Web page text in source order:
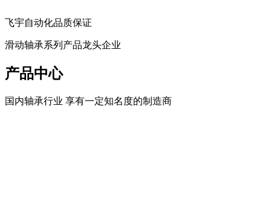
飞宇自动化品质保证
滑动轴承系列产品龙头企业
产品中心
国内轴承行业 享有一定知名度的制造商